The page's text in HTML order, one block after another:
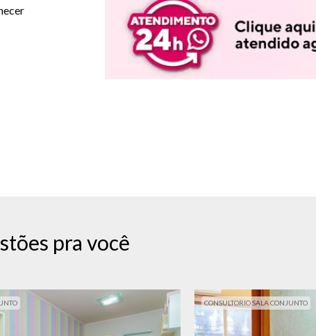
pra você
CONSULTORIO SALA CONJUNTO